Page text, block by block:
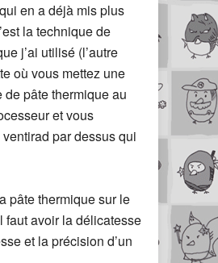
en a déjà mis plus
la technique de
j’ai utilisé (l’autre
où vous mettez une
de pâte thermique au
et vous
par dessus qui
pâte thermique sur le
faut avoir la délicatesse
et la précision d’un